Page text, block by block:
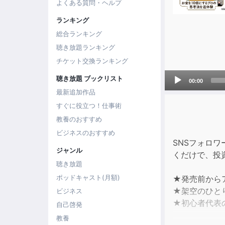
よくある質問・ヘルプ
ランキング
総合ランキング
聴き放題ランキング
チケット交換ランキング
聴き放題 ブックリスト
最新追加作品
すぐに役立つ！仕事術
教養のおすすめ
ビジネスのおすすめ
ジャンル
聴き放題
ポッドキャスト(月額)
ビジネス
自己啓発
教養
Audio
00:00
SNSフォロ
くだけで、
★発売前から
★架空のひと
★初心者代表